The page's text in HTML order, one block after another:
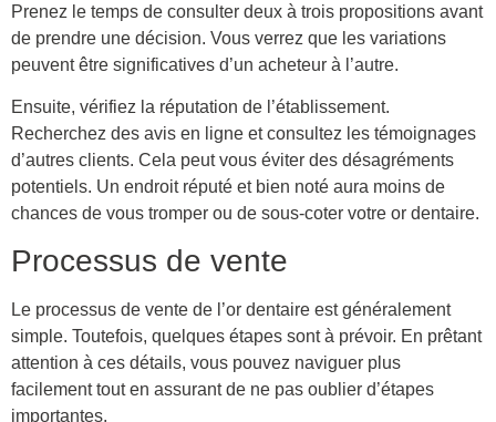
Prenez le temps de consulter deux à trois propositions avant
de prendre une décision. Vous verrez que les variations
peuvent être significatives d’un acheteur à l’autre.
Ensuite, vérifiez la réputation de l’établissement.
Recherchez des avis en ligne et consultez les témoignages
d’autres clients. Cela peut vous éviter des désagréments
potentiels. Un endroit réputé et bien noté aura moins de
chances de vous tromper ou de sous-coter votre or dentaire.
Processus de vente
Le processus de vente de l’or dentaire est généralement
simple. Toutefois, quelques étapes sont à prévoir. En prêtant
attention à ces détails, vous pouvez naviguer plus
facilement tout en assurant de ne pas oublier d’étapes
importantes.